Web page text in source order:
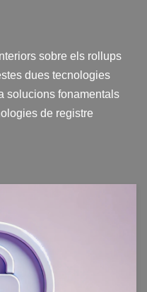
sobre els rollups
dues tecnologies
solucions fonamentals
de registre